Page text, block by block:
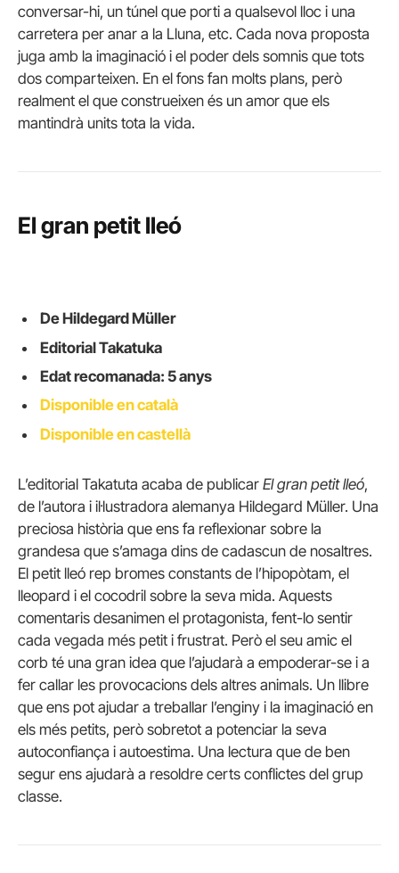
conversar-hi, un túnel que porti a qualsevol lloc i una
carretera per anar a la Lluna, etc. Cada nova proposta
juga amb la imaginació i el poder dels somnis que tots
dos comparteixen. En el fons fan molts plans, però
realment el que construeixen és un amor que els
mantindrà units tota la vida.
El gran petit lleó
De Hildegard Müller
Editorial Takatuka
Edat recomanada: 5 anys
Disponible en català
Disponible en castellà
L’editorial Takatuta acaba de publicar El gran petit lleó,
de l’autora i il·lustradora alemanya Hildegard Müller. Una
preciosa història que ens fa reflexionar sobre la
grandesa que s’amaga dins de cadascun de nosaltres.
El petit lleó rep bromes constants de l’hipopòtam, el
lleopard i el cocodril sobre la seva mida. Aquests
comentaris desanimen el protagonista, fent-lo sentir
cada vegada més petit i frustrat. Però el seu amic el
corb té una gran idea que l’ajudarà a empoderar-se i a
fer callar les provocacions dels altres animals. Un llibre
que ens pot ajudar a treballar l’enginy i la imaginació en
els més petits, però sobretot a potenciar la seva
autoconfiança i autoestima. Una lectura que de ben
segur ens ajudarà a resoldre certs conflictes del grup
classe.